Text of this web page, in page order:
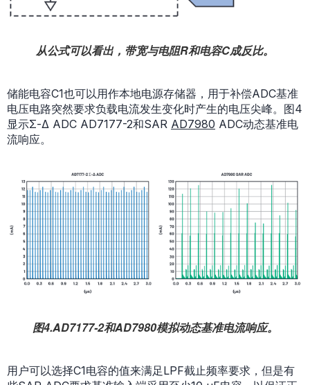
从公式可以看出，带宽与电阻R和电容C成反比。
储能电容C1也可以用作本地电源存储器，用于补偿ADC基准
电压电路突然要求负载电流发生变化时产生的电压尖峰。图4
显示Σ-Δ ADC AD7177-2和SAR AD7980 ADC动态基准电
流响应。
图4.AD7177-2和AD7980模拟动态基准电流响应。
用户可以选择C1电容的值来满足LPF截止频率要求，但是有